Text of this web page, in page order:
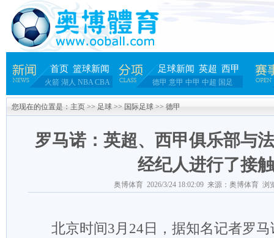
首页 篮球新闻
火箭 湖人 NBA CBA
足球新闻 英超 西甲
德甲 意甲 中甲 中超 国足
您现在的位置是： 主页 >> 足球 >> 国际足球 >> 德甲
罗马诺：英超、西甲俱乐部与
经纪人进行了接触
奥博体育 2026/3/24 18:02:09 来源：奥博体育 浏
北京时间3月24日，据知名记者罗